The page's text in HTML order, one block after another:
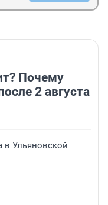
Почему
2 августа
в Ульяновской